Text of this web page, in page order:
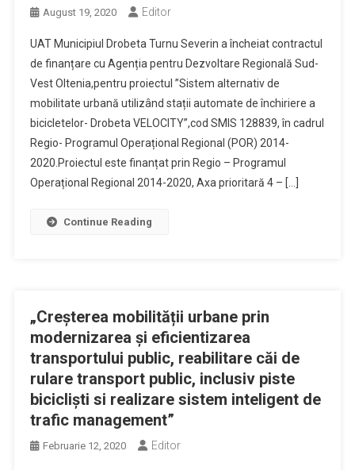
August 19, 2020 Editor
UAT Municipiul Drobeta Turnu Severin a încheiat contractul
de finanțare cu Agenția pentru Dezvoltare Regională Sud-
Vest Oltenia,pentru proiectul ”Sistem alternativ de
mobilitate urbană utilizând stații automate de închiriere a
bicicletelor- Drobeta VELOCITY”,cod SMIS 128839, în cadrul
Regio- Programul Operațional Regional (POR) 2014-
2020.Proiectul este finanțat prin Regio – Programul
Operațional Regional 2014-2020, Axa prioritară 4 – […]
Continue Reading
„Creșterea mobilității urbane prin
modernizarea și eficientizarea
transportului public, reabilitare căi de
rulare transport public, inclusiv piste
bicicliști si realizare sistem inteligent de
trafic management”
Februarie 12, 2020 Editor